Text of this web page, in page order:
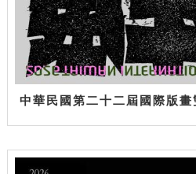
中華民國第二十二屆國際版畫